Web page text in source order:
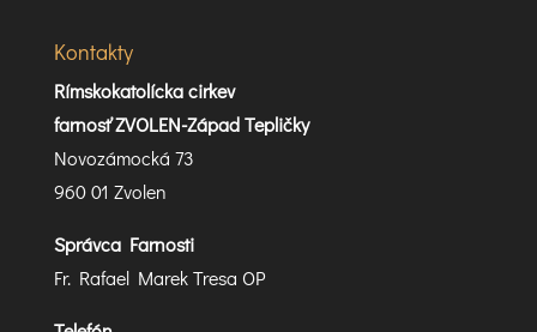
Kontakty
Rímskokatolícka cirkev
farnosť ZVOLEN-Západ Tepličky
Novozámocká 73
960 01 Zvolen
Správca Farnosti
Fr. Rafael Marek Tresa OP